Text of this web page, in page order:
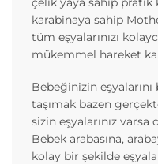
karabinaya sahip
tüm eşyalarınızı
mükemmel hareket
Bebeğinizin eşyalarını
taşımak bazen
sizin eşyalarınız
Bebek arabasına,
kolay bir şekilde